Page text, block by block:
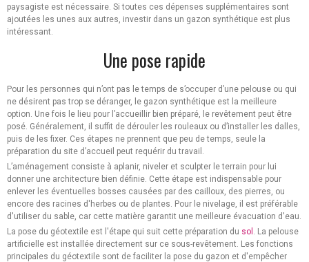
paysagiste est nécessaire. Si toutes ces dépenses supplémentaires sont
ajoutées les unes aux autres, investir dans un gazon synthétique est plus
intéressant.
Une pose rapide
Pour les personnes qui n’ont pas le temps de s’occuper d’une pelouse ou qui
ne désirent pas trop se déranger, le gazon synthétique est la meilleure
option. Une fois le lieu pour l’accueillir bien préparé, le revêtement peut être
posé. Généralement, il suffit de dérouler les rouleaux ou d’installer les dalles,
puis de les fixer. Ces étapes ne prennent que peu de temps, seule la
préparation du site d’accueil peut requérir du travail.
L’aménagement consiste à aplanir, niveler et sculpter le terrain pour lui
donner une architecture bien définie. Cette étape est indispensable pour
enlever les éventuelles bosses causées par des cailloux, des pierres, ou
encore des racines d'herbes ou de plantes. Pour le nivelage, il est préférable
d'utiliser du sable, car cette matière garantit une meilleure évacuation d'eau.
La pose du géotextile est l'étape qui suit cette préparation du sol
. La pelouse
artificielle est installée directement sur ce sous-revêtement. Les fonctions
principales du géotextile sont de faciliter la pose du gazon et d'empêcher